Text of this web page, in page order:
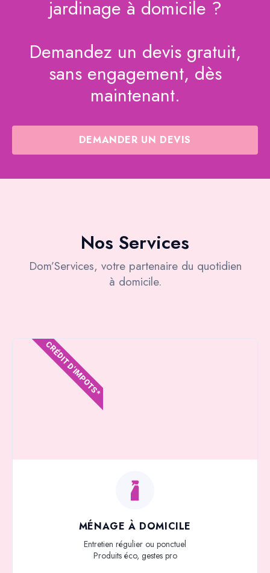
jardinage à domicile ?
Demandez un devis gratuit,
sans engagement, dès
maintenant.
DEMANDER UN DEVIS
Nos Services
Dom’Services, votre partenaire du quotidien
à domicile.
MÉNAGE À DOMICILE
Entretien régulier ou ponctuel
Produits éco, gestes pro
CRÉDIT D'IMPOTS*